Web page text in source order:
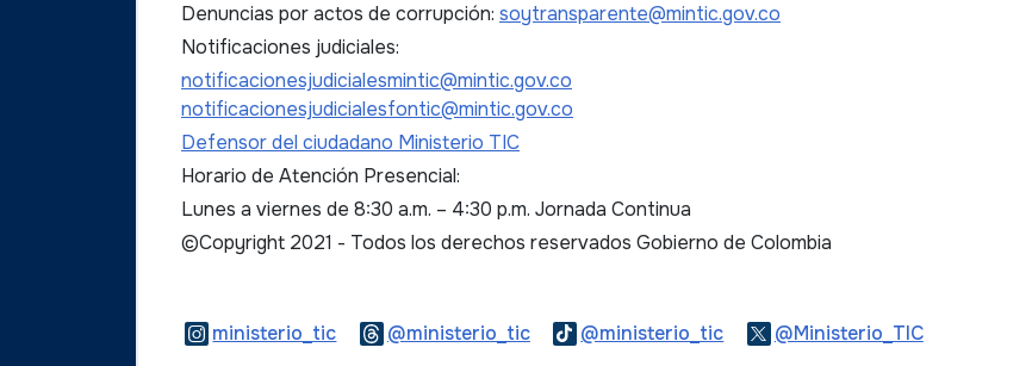
Denuncias por actos de corrupción: soytransparente@mintic.gov.co
Notificaciones judiciales:
notificacionesjudicialesmintic@mintic.gov.co
notificacionesjudicialesfontic@mintic.gov.co
Defensor del ciudadano Ministerio TIC
Horario de Atención Presencial:
Lunes a viernes de 8:30 a.m. – 4:30 p.m. Jornada Continua
©Copyright 2021 - Todos los derechos reservados Gobierno de Colombia
ministerio_ticLogo Instagram
@ministerio_ticLogo Threads
@ministerio_ticLogo Tiktok@Ministerio_TICLogo Twitter